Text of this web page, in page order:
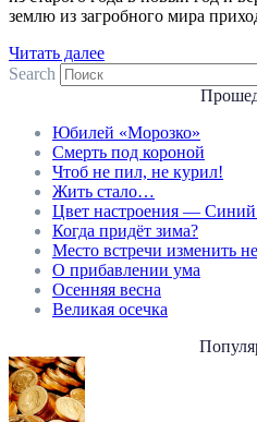
землю из загробного мира
Читать далее
Search
Юбилей «Морозко»
Смерть под короной
Чтоб не пил, не курил!
Жить стало…
Цвет настроения —
Когда придёт зима?
Место встречи изменить
О прибавлении ума
Осенняя весна
Великая осечка